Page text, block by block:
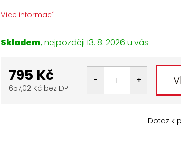
Více informací
Skladem 13. 8. 2026
795 Kč
657,02 Kč bez DPH
Dotaz k